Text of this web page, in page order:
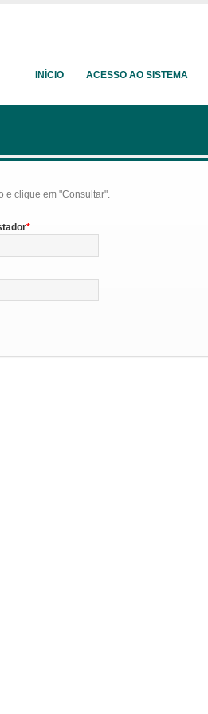
INÍCIO ACESSO AO SISTEMA
e clique em "Consultar".